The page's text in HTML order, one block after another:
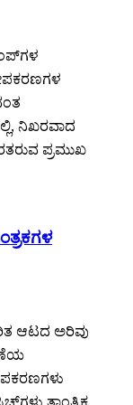
ನಿಖರವಾದ
ಪ್ರಮುಖ
ಆಟದ ಅರಿವು